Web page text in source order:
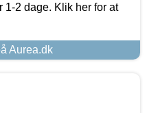
1-2 dage. Klik her for at
Aurea.dk